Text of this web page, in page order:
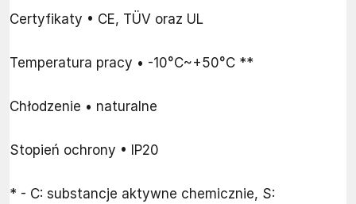
Certyfikaty • CE, TÜV oraz UL
Temperatura pracy • -10°C~+50°C **
Chłodzenie • naturalne
Stopień ochrony • IP20
* - C: substancje aktywne chemicznie, S: